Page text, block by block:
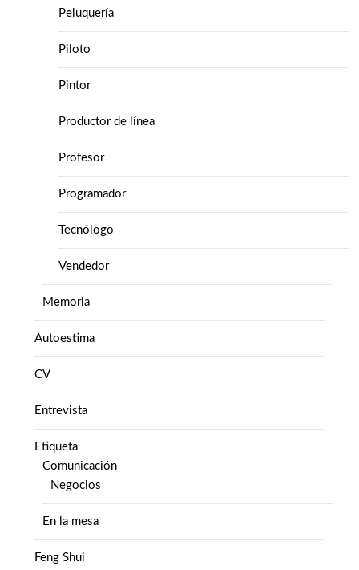
Peluquería
Piloto
Pintor
Productor de línea
Profesor
Programador
Tecnólogo
Vendedor
Memoria
Autoestima
CV
Entrevista
Etiqueta
Comunicación
Negocios
En la mesa
Feng Shui